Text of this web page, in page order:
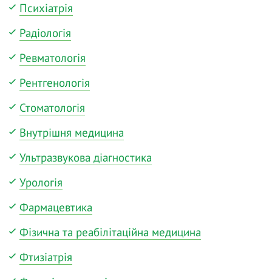
Психіатрія
Радіологія
Ревматологія
Рентгенологія
Стоматологія
Внутрішня медицина
Ультразвукова діагностика
Урологія
Фармацевтика
Фізична та реабілітаційна медицина
Фтизіатрія